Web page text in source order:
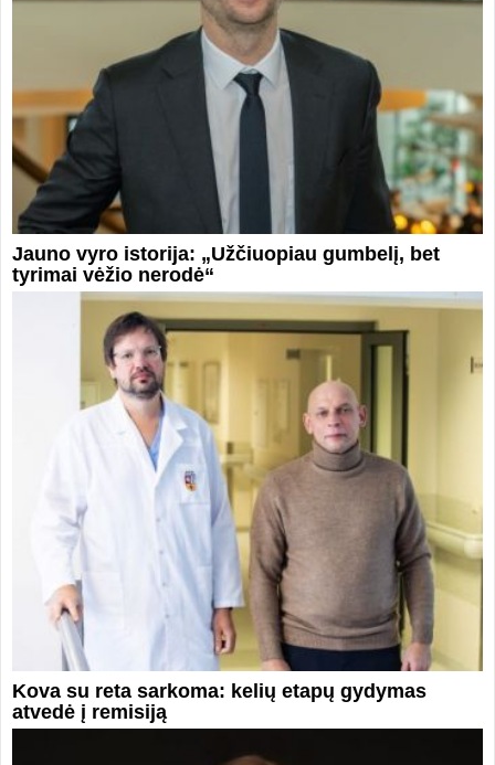
Jauno vyro istorija: „Užčiuopiau gumbelį, bet
tyrimai vėžio nerodė“
Kova su reta sarkoma: kelių etapų gydymas
atvedė į remisiją